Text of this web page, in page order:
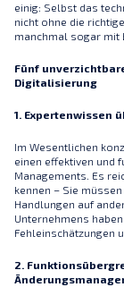
einig: Selbst das
nicht ohne die
manchmal sogar mit
Fünf
Digitalisierung
1. Expertenwissen
Im Wesentlichen
einen effektiven und
Managements. Es
kennen – Sie
Handlungen auf
Unternehmens
Fehleinschätzungen
2.